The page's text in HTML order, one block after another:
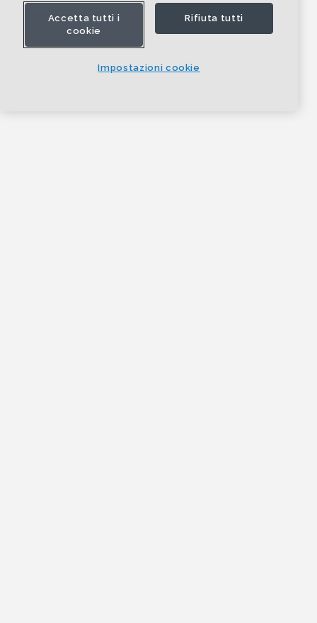
Accetta tutti i
cookie
Rifiuta tutti
Impostazioni cookie